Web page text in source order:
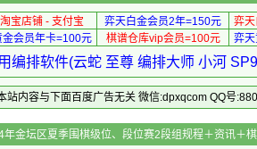
宝店铺 - 支付宝 弈天白金会员2年=150元
弈
金会员年卡=100元
棋谱仓库vip会员=100元 弈
编排软件(云蛇 至尊 编排大师 小河
站内容与下面百度广告无关 微信:dpxqcom QQ号
年金坛区夏季围棋级位、段位赛2